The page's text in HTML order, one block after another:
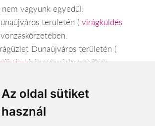
Az oldal sütiket
használ
vagyunk egyedül:
területén ( virágküldés
Dunaújváros területén (
) és vonzáskörzetében.
területén (
megye városaiban és azok